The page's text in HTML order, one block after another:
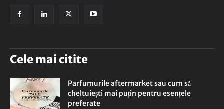
Cele mai citite
Parfumurile aftermarket sau cum să
cheltuiești mai puțin pentru esențele
preferate